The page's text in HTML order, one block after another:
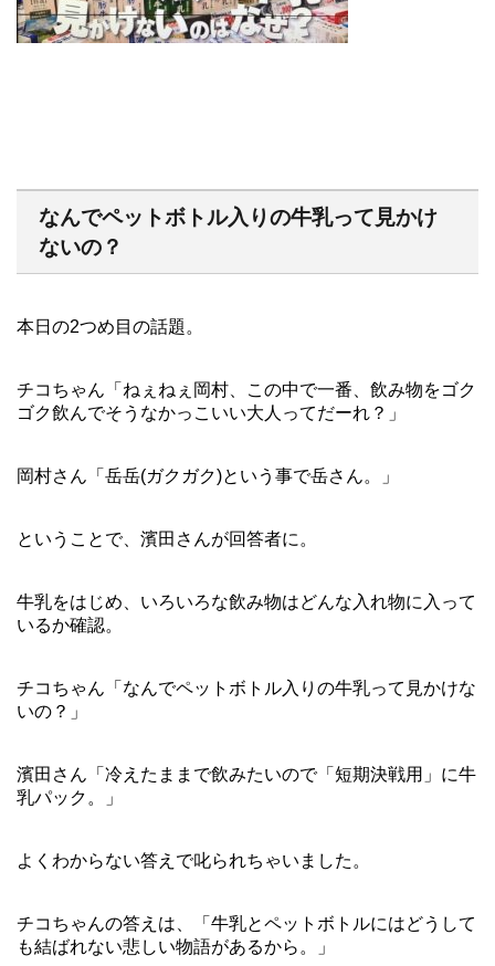
なんでペットボトル入りの牛乳って見かけ
ないの？
本日の2つめ目の話題。
チコちゃん「ねぇねぇ岡村、この中で一番、飲み物をゴク
ゴク飲んでそうなかっこいい大人ってだーれ？」
岡村さん「岳岳(ガクガク)という事で岳さん。」
ということで、濱田さんが回答者に。
牛乳をはじめ、いろいろな飲み物はどんな入れ物に入って
いるか確認。
チコちゃん「なんでペットボトル入りの牛乳って見かけな
いの？」
濱田さん「冷えたままで飲みたいので「短期決戦用」に牛
乳パック。」
よくわからない答えで叱られちゃいました。
チコちゃんの答えは、「牛乳とペットボトルにはどうして
も結ばれない悲しい物語があるから。」